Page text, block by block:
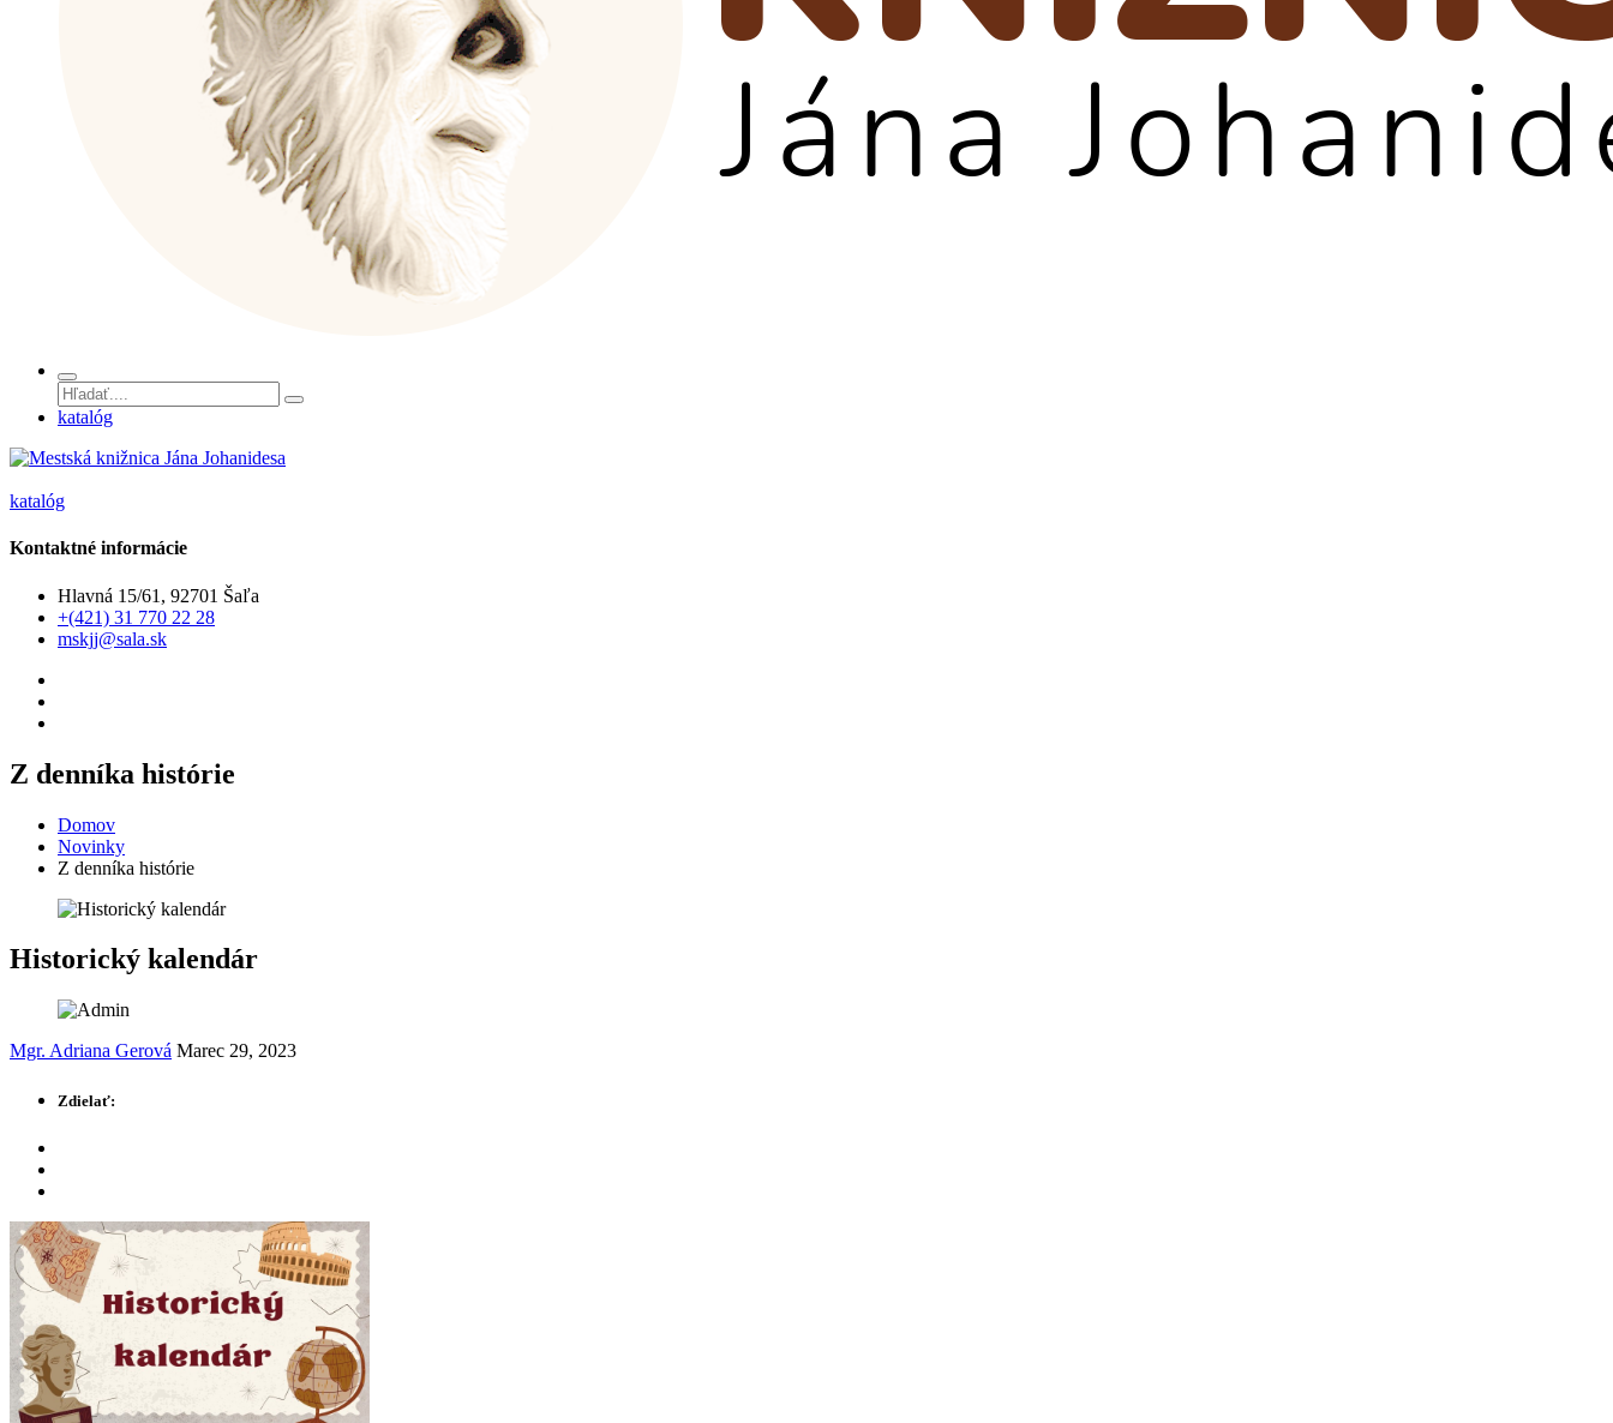
katalóg
katalóg
Kontaktné informácie
Hlavná 15/61, 92701 Šaľa
+(421) 31 770 22 28
mskjj@sala.sk
Z denníka histórie
Domov
Novinky
Z denníka histórie
Historický kalendár
Mgr. Adriana Gerová Marec 29, 2023
Zdielať: